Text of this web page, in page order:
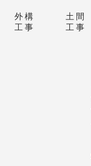
外構
工事
土間
工事